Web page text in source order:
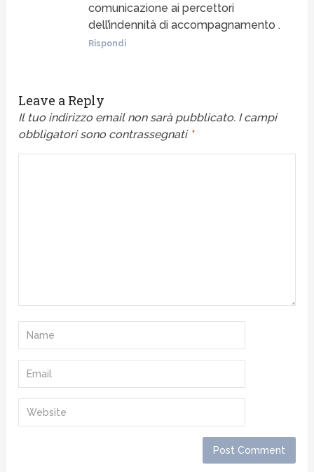
comunicazione ai percettori
dell’indennità di accompagnamento .
Rispondi
Leave a Reply
Il tuo indirizzo email non sarà pubblicato. I campi
obbligatori sono contrassegnati *